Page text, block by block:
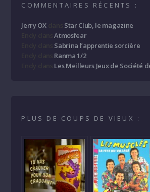
COMMENTAIRES RÉCENTS :
Jerry OXdans Star Club, le magazine
dansAtmosfear
Sabrina l’apprentie sorcière
Ranma 1/2
Les Meilleurs Jeux de Société
PLUS DE COUPS DE VIEUX :